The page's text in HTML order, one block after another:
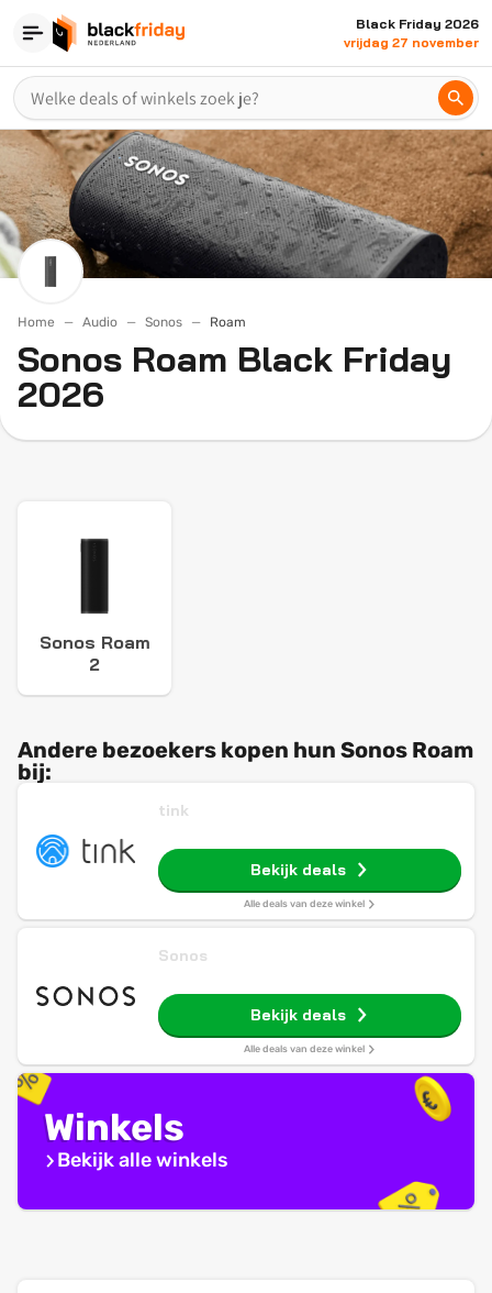
Black Friday 2026
vrijdag 27 november
Home Audio Sonos Roam
Sonos Roam Black Friday
2026
Sonos Roam
2
Andere bezoekers kopen hun Sonos Roam
bij:
tink
Bekijk deals
Alle deals van deze winkel
Sonos
Bekijk deals
Alle deals van deze winkel
Winkels
Bekijk alle winkels